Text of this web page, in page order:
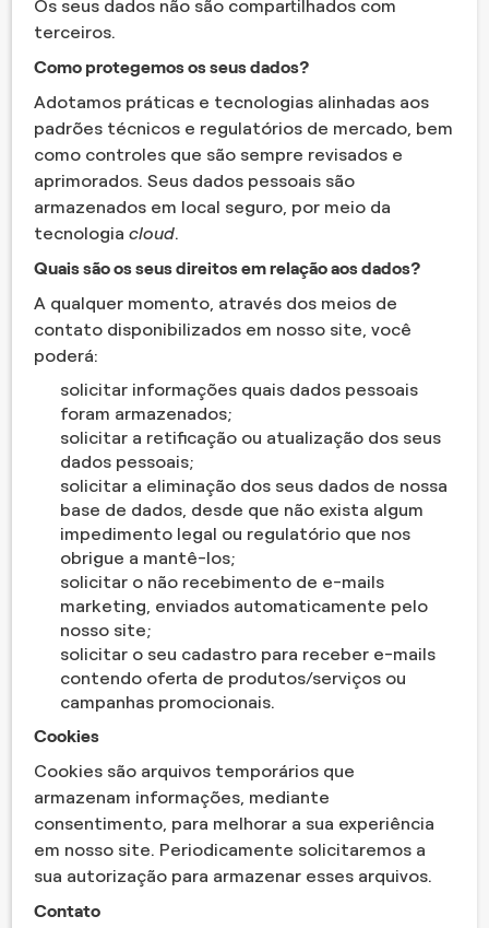
Os seus dados não são compartilhados com
terceiros.
Como protegemos os seus dados?
Adotamos práticas e tecnologias alinhadas aos
padrões técnicos e regulatórios de mercado, bem
como controles que são sempre revisados e
aprimorados. Seus dados pessoais são
armazenados em local seguro, por meio da
tecnologiacloud.
Quais são os seus direitos em relação aos dados?
A qualquer momento, através dos meios de
contato disponibilizados em nosso site, você
poderá:
solicitar informações quais dados pessoais
foram armazenados;
solicitar a retificação ou atualização dos seus
dados pessoais;
solicitar a eliminação dos seus dados de nossa
base de dados, desde que não exista algum
impedimento legal ou regulatório que nos
obrigue a mantê-los;
solicitar o não recebimento de e-mails
marketing, enviados automaticamente pelo
nosso site;
solicitar o seu cadastro para receber e-mails
contendo oferta de produtos/serviços ou
campanhas promocionais.
Cookies
Cookies são arquivos temporários que
armazenam informações, mediante
consentimento, para melhorar a sua experiência
em nosso site. Periodicamente solicitaremos a
sua autorização para armazenar esses arquivos.
Contato